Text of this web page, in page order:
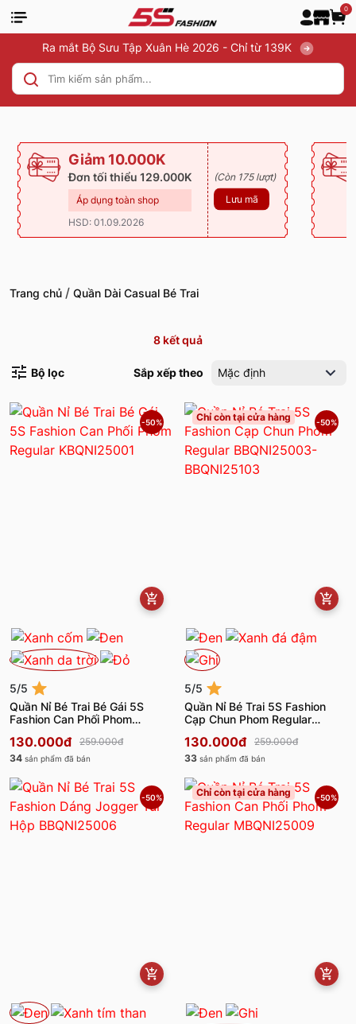
0
Ra mắt Bộ Sưu Tập Xuân Hè 2026 - Chỉ từ 139K
Giảm 10.000K
Đơn tối thiểu 129.000K
Áp dụng toàn shop
HSD: 01.09.2026
(Còn 175 lượt)
Lưu mã
Trang chủ / Quần Dài Casual Bé Trai
8 kết quả
Bộ lọc Sắp xếp theo Mặc định
-50%
5/5
Quần Nỉ Bé Trai Bé Gái 5S
Fashion Can Phối Phom
130.000đ
259.000đ
34 sản phẩm đã bán
Chỉ còn tại cửa hàng -50%
5/5
Quần Nỉ Bé Trai 5S Fashion
Cạp Chun Phom Regular
130.000đ
259.000đ
33 sản phẩm đã bán
-50% Chỉ còn tại cửa hàng -50%